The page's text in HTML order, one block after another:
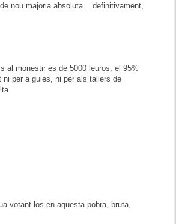
nou majoria absoluta... definitivament,
al monestir és de 5000 leuros, el 95%
per a guies, ni per als tallers de
votant-los en aquesta pobra, bruta,